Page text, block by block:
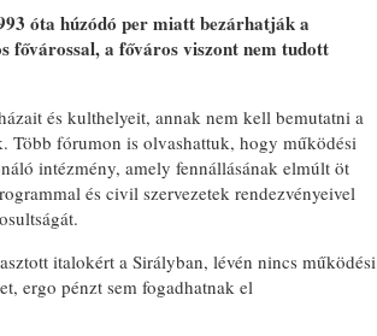
óta húzódó per miatt bezárhatják a
fővárossal, a főváros viszont nem tudott
és kulthelyeit, annak nem kell bemutatni a
Több fórumon is olvashattuk, hogy működési
intézmény, amely fennállásának elmúlt öt
és civil szervezetek rendezvényeivel
italokért a Sirályban, lévén nincs működési
ergo pénzt sem fogadhatnak el